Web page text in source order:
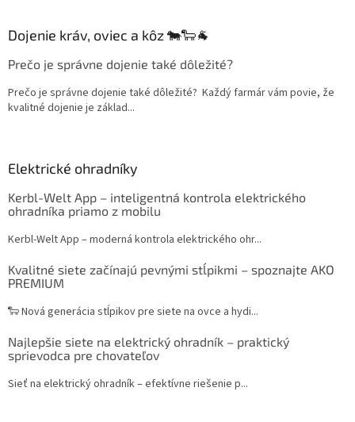
Dojenie kráv, oviec a kôz 🐄🐑🐐
Prečo je správne dojenie také dôležité?
Prečo je správne dojenie také dôležité? Každý farmár vám povie, že
kvalitné dojenie je základ...
Elektrické ohradníky
Kerbl-Welt App – inteligentná kontrola elektrického
ohradníka priamo z mobilu
Kerbl-Welt App – moderná kontrola elektrického ohr...
Kvalitné siete začínajú pevnými stĺpikmi – spoznajte AKO
PREMIUM
🐑 Nová generácia stĺpikov pre siete na ovce a hydi...
Najlepšie siete na elektrický ohradník – praktický
sprievodca pre chovateľov
Sieť na elektrický ohradník – efektívne riešenie p...